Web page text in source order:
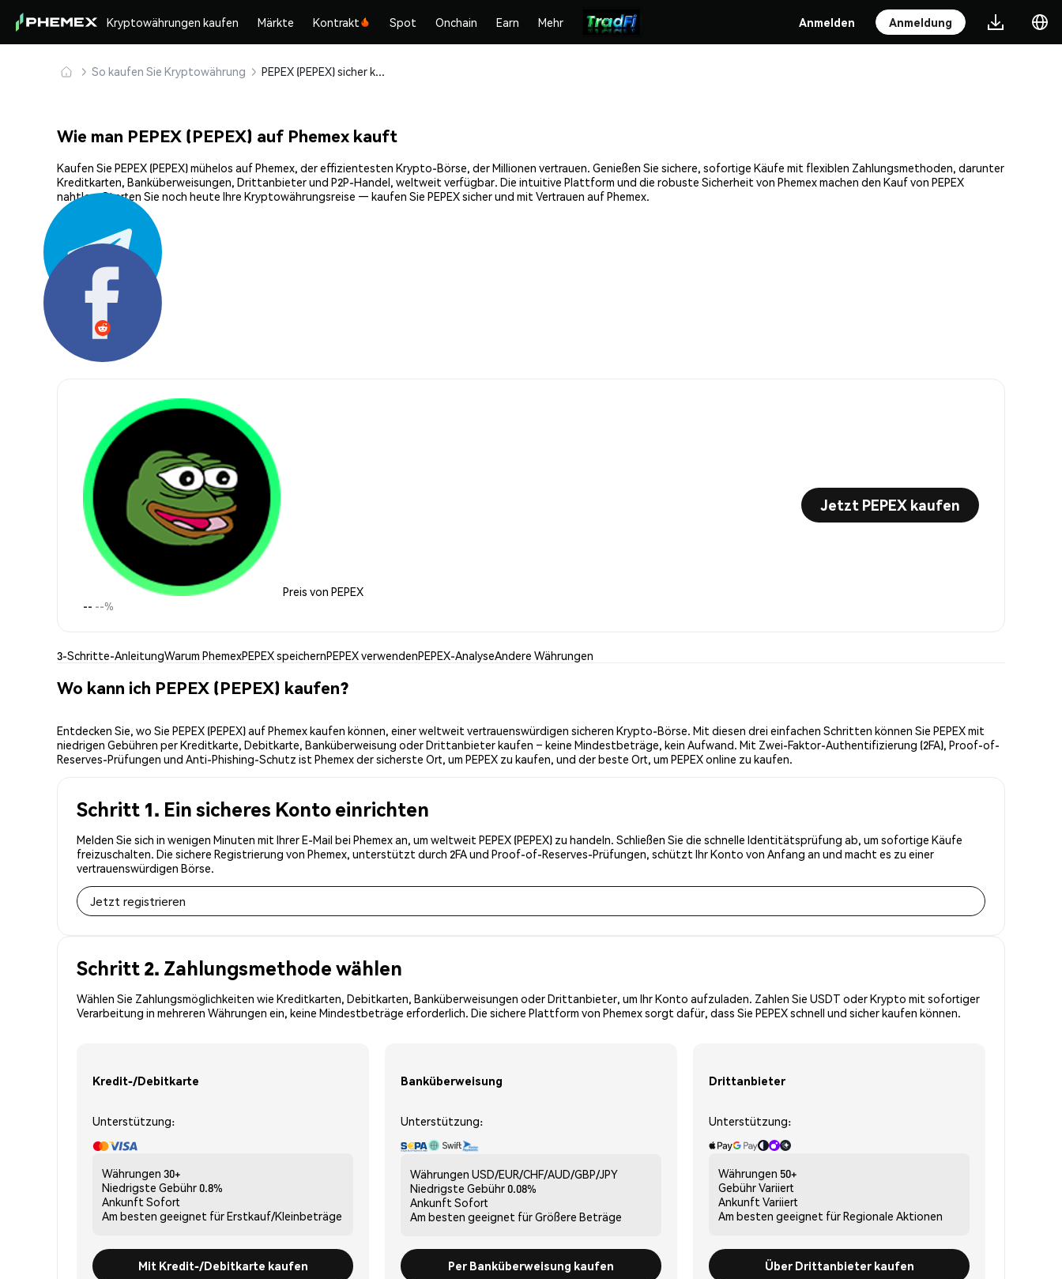
Kryptowährungen kaufen Märkte Kontrakt Spot Onchain Earn Mehr Anmelden Anmeldung
So kaufen Sie Kryptowährung PEPEX (PEPEX) sicher kaufen und speichern
Wie man PEPEX (PEPEX) auf Phemex kauft
Kaufen Sie PEPEX (PEPEX) mühelos auf Phemex, der effizientesten Krypto-Börse, der Millionen vertrauen. Genießen Sie sichere, sofortige Käufe mit flexiblen Zahlungsmethoden, darunter
Kreditkarten, Banküberweisungen, Drittanbieter und P2P-Handel, weltweit verfügbar. Die intuitive Plattform und die robuste Sicherheit von Phemex machen den Kauf von PEPEX
nahtlos. Starten Sie noch heute Ihre Kryptowährungsreise — kaufen Sie PEPEX sicher und mit Vertrauen auf Phemex.
Preis von PEPEX
-- --%
Jetzt PEPEX kaufen
3-Schritte-AnleitungWarum PhemexPEPEX speichernPEPEX verwendenPEPEX-AnalyseAndere Währungen
Wo kann ich PEPEX (PEPEX) kaufen?
Entdecken Sie, wo Sie PEPEX (PEPEX) auf Phemex kaufen können, einer weltweit vertrauenswürdigen sicheren Krypto-Börse. Mit diesen drei einfachen Schritten können Sie PEPEX mit
niedrigen Gebühren per Kreditkarte, Debitkarte, Banküberweisung oder Drittanbieter kaufen – keine Mindestbeträge, kein Aufwand. Mit Zwei-Faktor-Authentifizierung (2FA), Proof-of-
Reserves-Prüfungen und Anti-Phishing-Schutz ist Phemex der sicherste Ort, um PEPEX zu kaufen, und der beste Ort, um PEPEX online zu kaufen.
Schritt 1. Ein sicheres Konto einrichten
Melden Sie sich in wenigen Minuten mit Ihrer E-Mail bei Phemex an, um weltweit PEPEX (PEPEX) zu handeln. Schließen Sie die schnelle Identitätsprüfung ab, um sofortige Käufe
freizuschalten. Die sichere Registrierung von Phemex, unterstützt durch 2FA und Proof-of-Reserves-Prüfungen, schützt Ihr Konto von Anfang an und macht es zu einer
vertrauenswürdigen Börse.
Jetzt registrieren
Schritt 2. Zahlungsmethode wählen
Wählen Sie Zahlungsmöglichkeiten wie Kreditkarten, Debitkarten, Banküberweisungen oder Drittanbieter, um Ihr Konto aufzuladen. Zahlen Sie USDT oder Krypto mit sofortiger
Verarbeitung in mehreren Währungen ein, keine Mindestbeträge erforderlich. Die sichere Plattform von Phemex sorgt dafür, dass Sie PEPEX schnell und sicher kaufen können.
Kredit-/Debitkarte
Unterstützung:
Währungen 30+
Niedrigste Gebühr0.8%
Ankunft Sofort
Am besten geeignet fürErstkauf/Kleinbeträge
Mit Kredit-/Debitkarte kaufen
Banküberweisung
Unterstützung:
Währungen USD/EUR/CHF/AUD/GBP/JPY
Niedrigste Gebühr0.08%
Ankunft Sofort
Am besten geeignet fürGrößere Beträge
Per Banküberweisung kaufen
Drittanbieter
Unterstützung:
Währungen 50+
GebührVariiert
Ankunft Variiert
Am besten geeignet fürRegionale Aktionen
Über Drittanbieter kaufen